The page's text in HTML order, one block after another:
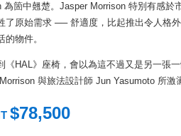
為箇中翹楚。Jasper Morrison 特別有感於
了原始需求 ── 舒適度，比起推出令人格
的物件。
《HAL》座椅，會以為這不過又是另一張
與旅法設計師 Jun Yasumoto 所激
的製程訴求。系列作品俐落優雅、設計感
$78,500